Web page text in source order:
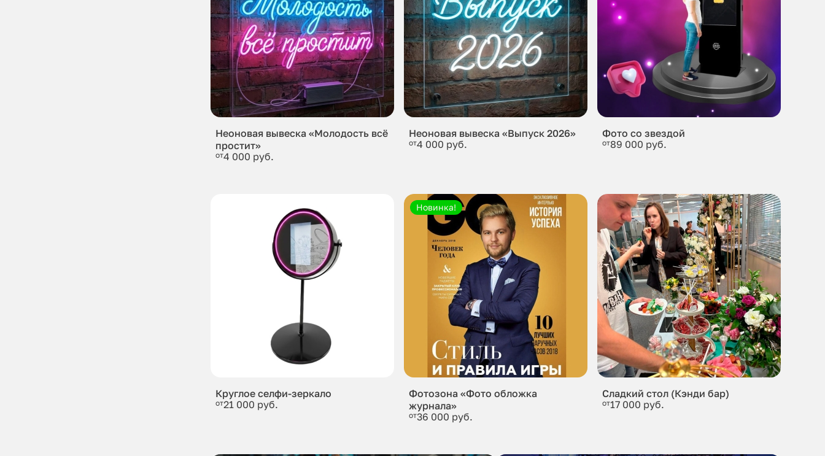
Неоновая вывеска «Молодость всё
простит»
от4 000 руб.
Неоновая вывеска «Выпуск 2026»
от4 000 руб.
Фото со звездой
от89 000 руб.
Круглое селфи-зеркало
от21 000 руб.
Новинка!
Фотозона «Фото обложка
журнала»
от36 000 руб.
Сладкий стол (Кэнди бар)
от17 000 руб.